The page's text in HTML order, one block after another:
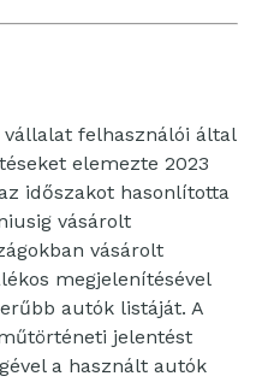
felhasználói által
elemezte 2023
időszakot hasonlította
vásárolt
vásárolt
megjelenítésével
autók listáját. A
jelentést
a használt autók